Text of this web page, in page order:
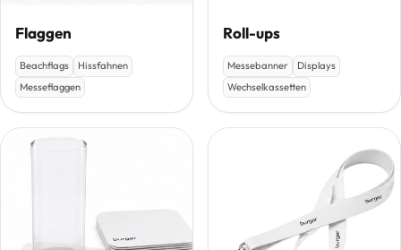
Flaggen
Beachflags
Hissfahnen
Messeflaggen
Roll-ups
Messebanner
Displays
Wechselkassetten